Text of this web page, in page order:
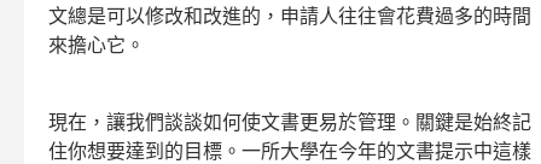
文總是可以修改和改進的，申請人往往會花費過多的時間
來擔心它。
現在，讓我們談談如何使文書更易於管理。關鍵是始終記
住你想要達到的目標。一所大學在今年的文書提示中這樣